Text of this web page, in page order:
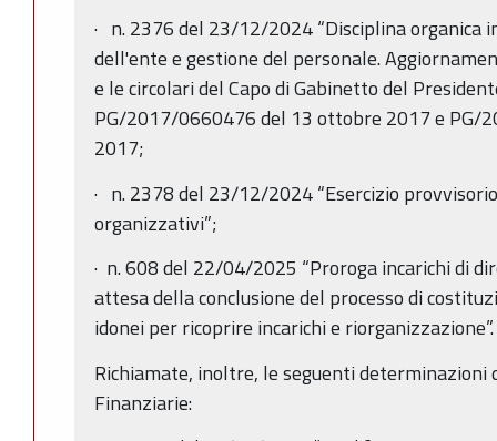
· n. 2376 del 23/12/2024 “Disciplina organica
dell'ente e gestione del personale.
e le circolari del Capo di Gabinetto del
PG/2017/0660476 del 13 ottobre 2017 e PG/
2017;
· n. 2378 del 23/12/2024 “Esercizio
organizzativi”;
· n. 608 del 22/04/2025 “Proroga incarichi di
attesa della conclusione del processo di
idonei per ricoprire incarichi e riorganizzazione”.
Richiamate, inoltre, le seguenti
Finanziarie: